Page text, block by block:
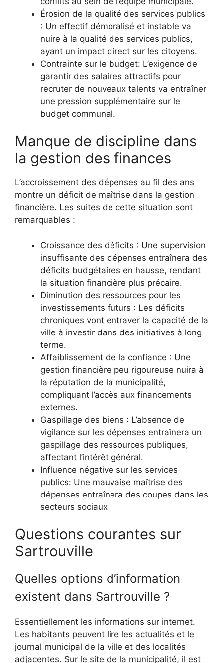
Érosion de la qualité des services publics
: Un effectif démoralisé et instable va
nuire à la qualité des services publics,
ayant un impact direct sur les citoyens.
Contrainte sur le budget: L’exigence de
garantir des salaires attractifs pour
recruter de nouveaux talents va entraîner
une pression supplémentaire sur le
budget communal.
Manque de discipline dans
la gestion des finances
L’accroissement des dépenses au fil des ans
montre un déficit de maîtrise dans la gestion
financière. Les suites de cette situation sont
remarquables :
Croissance des déficits : Une supervision
insuffisante des dépenses entraînera des
déficits budgétaires en hausse, rendant
la situation financière plus précaire.
Diminution des ressources pour les
investissements futurs : Les déficits
chroniques vont entraver la capacité de la
ville à investir dans des initiatives à long
terme.
Affaiblissement de la confiance : Une
gestion financière peu rigoureuse nuira à
la réputation de la municipalité,
compliquant l’accès aux financements
externes.
Gaspillage des biens : L’absence de
vigilance sur les dépenses entraînera un
gaspillage des ressources publiques,
affectant l’intérêt général.
Influence négative sur les services
publics: Une mauvaise maîtrise des
dépenses entraînera des coupes dans les
secteurs sociaux
Questions courantes sur
Sartrouville
Quelles options d’information
existent dans Sartrouville ?
Essentiellement les informations sur internet.
Les habitants peuvent lire les actualités et le
journal municipal de la ville et des localités
adjacentes. Sur le site de la municipalité, il est